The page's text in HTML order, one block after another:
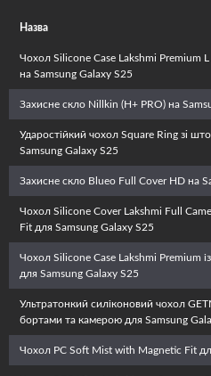
Назва
Чохол Silicone Case Lakshmi Premium
на Samsung Galaxy S25
Захисне скло Nillkin (H+ PRO) на
Ударостійкий чохол Square Ring зi
Samsung Galaxy S25
Захисне скло Blueo Full Cover HD на
Чохол Silicone Cover Lakshmi Full
Fit для Samsung Galaxy S25
Чохол Silicone Case Lakshmi Premium
для Samsung Galaxy S25
Ультратонкий силіконовий чохол
бортами та камерою для Samsung
Чохол PC Soft Mist with Magnetic Fit